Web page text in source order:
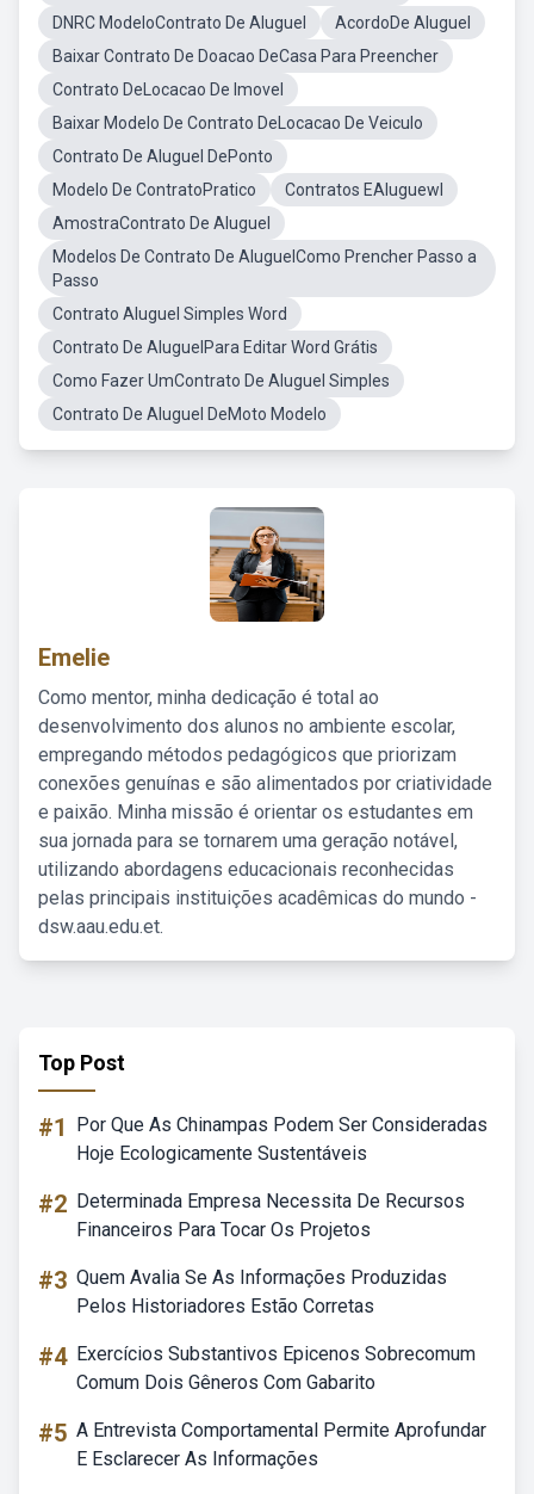
DNRC ModeloContrato De Aluguel
AcordoDe Aluguel
Baixar Contrato De Doacao DeCasa Para Preencher
Contrato DeLocacao De Imovel
Baixar Modelo De Contrato DeLocacao De Veiculo
Contrato De Aluguel DePonto
Modelo De ContratoPratico
Contratos EAluguewl
AmostraContrato De Aluguel
Modelos De Contrato De AluguelComo Prencher Passo a
Passo
Contrato Aluguel Simples Word
Contrato De AluguelPara Editar Word Grátis
Como Fazer UmContrato De Aluguel Simples
Contrato De Aluguel DeMoto Modelo
Emelie
Como mentor, minha dedicação é total ao
desenvolvimento dos alunos no ambiente escolar,
empregando métodos pedagógicos que priorizam
conexões genuínas e são alimentados por criatividade
e paixão. Minha missão é orientar os estudantes em
sua jornada para se tornarem uma geração notável,
utilizando abordagens educacionais reconhecidas
pelas principais instituições acadêmicas do mundo -
dsw.aau.edu.et.
Top Post
#1
Por Que As Chinampas Podem Ser Consideradas
Hoje Ecologicamente Sustentáveis
#2 Determinada Empresa Necessita De Recursos
Financeiros Para Tocar Os Projetos
#3 Quem Avalia Se As Informações Produzidas
Pelos Historiadores Estão Corretas
#4 Exercícios Substantivos Epicenos Sobrecomum
Comum Dois Gêneros Com Gabarito
#5 A Entrevista Comportamental Permite Aprofundar
E Esclarecer As Informações